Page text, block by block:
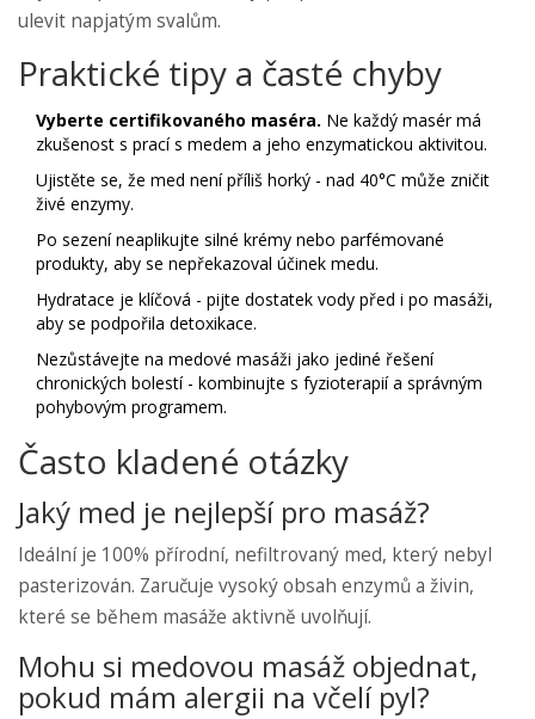
ulevit napjatým svalům.
Praktické tipy a časté chyby
Vyberte certifikovaného maséra. Ne každý masér má
zkušenost s prací s medem a jeho enzymatickou aktivitou.
Ujistěte se, že med není příliš horký - nad 40°C může zničit
živé enzymy.
Po sezení neaplikujte silné krémy nebo parfémované
produkty, aby se nepřekazoval účinek medu.
Hydratace je klíčová - pijte dostatek vody před i po masáži,
aby se podpořila detoxikace.
Nezůstávejte na medové masáži jako jediné řešení
chronických bolestí - kombinujte s fyzioterapií a správným
pohybovým programem.
Často kladené otázky
Jaký med je nejlepší pro masáž?
Ideální je 100% přírodní, nefiltrovaný med, který nebyl
pasterizován. Zaručuje vysoký obsah enzymů a živin,
které se během masáže aktivně uvolňují.
Mohu si medovou masáž objednat,
pokud mám alergii na včelí pyl?